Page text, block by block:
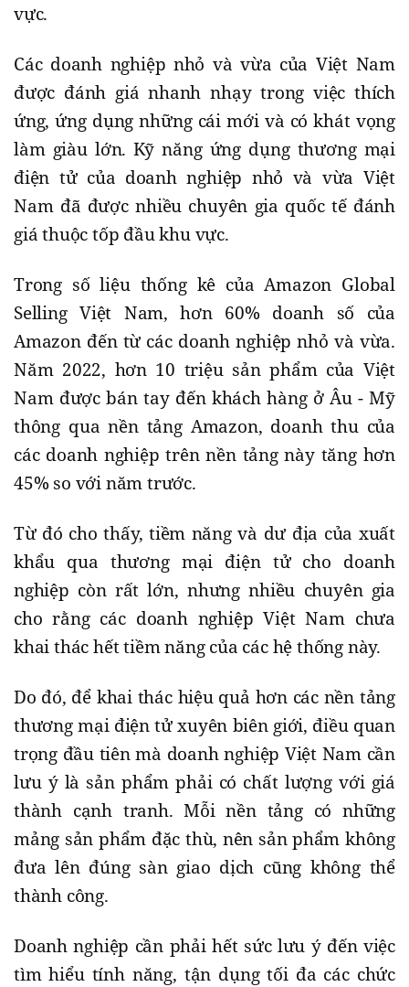
vực.
Các doanh nghiệp nhỏ và vừa của Việt Nam
được đánh giá nhanh nhạy trong việc thích
ứng, ứng dụng những cái mới và có khát vọng
làm giàu lớn. Kỹ năng ứng dụng thương mại
điện tử của doanh nghiệp nhỏ và vừa Việt
Nam đã được nhiều chuyên gia quốc tế đánh
giá thuộc tốp đầu khu vực.
Trong số liệu thống kê của Amazon Global
Selling Việt Nam, hơn 60% doanh số của
Amazon đến từ các doanh nghiệp nhỏ và vừa.
Năm 2022, hơn 10 triệu sản phẩm của Việt
Nam được bán tay đến khách hàng ở Âu - Mỹ
thông qua nền tảng Amazon, doanh thu của
các doanh nghiệp trên nền tảng này tăng hơn
45% so với năm trước.
Từ đó cho thấy, tiềm năng và dư địa của xuất
khẩu qua thương mại điện tử cho doanh
nghiệp còn rất lớn, nhưng nhiều chuyên gia
cho rằng các doanh nghiệp Việt Nam chưa
khai thác hết tiềm năng của các hệ thống này.
Do đó, để khai thác hiệu quả hơn các nền tảng
thương mại điện tử xuyên biên giới, điều quan
trọng đầu tiên mà doanh nghiệp Việt Nam cần
lưu ý là sản phẩm phải có chất lượng với giá
thành cạnh tranh. Mỗi nền tảng có những
mảng sản phẩm đặc thù, nên sản phẩm không
đưa lên đúng sàn giao dịch cũng không thể
thành công.
Doanh nghiệp cần phải hết sức lưu ý đến việc
tìm hiểu tính năng, tận dụng tối đa các chức